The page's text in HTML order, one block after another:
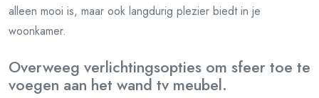
alleen mooi is, maar ook langdurig plezier biedt in je
woonkamer.
Overweeg verlichtingsopties om sfeer toe te
voegen aan het wand tv meubel.